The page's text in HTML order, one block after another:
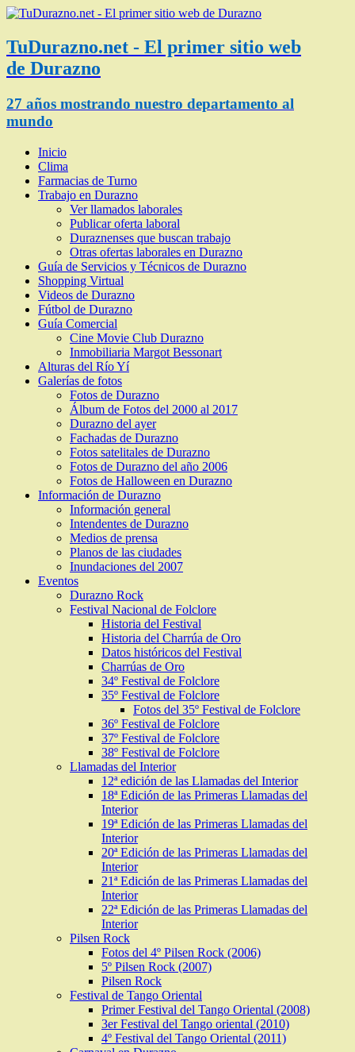
TuDurazno.net - El primer sitio web
de Durazno
27 años mostrando nuestro departamento al
mundo
Inicio
Clima
Farmacias de Turno
Trabajo en Durazno
Ver llamados laborales
Publicar oferta laboral
Duraznenses que buscan trabajo
Otras ofertas laborales en Durazno
Guía de Servicios y Técnicos de Durazno
Shopping Virtual
Videos de Durazno
Fútbol de Durazno
Guía Comercial
Cine Movie Club Durazno
Inmobiliaria Margot Bessonart
Alturas del Río Yí
Galerías de fotos
Fotos de Durazno
Álbum de Fotos del 2000 al 2017
Durazno del ayer
Fachadas de Durazno
Fotos satelitales de Durazno
Fotos de Durazno del año 2006
Fotos de Halloween en Durazno
Información de Durazno
Información general
Intendentes de Durazno
Medios de prensa
Planos de las ciudades
Inundaciones del 2007
Eventos
Durazno Rock
Festival Nacional de Folclore
Historia del Festival
Historia del Charrúa de Oro
Datos históricos del Festival
Charrúas de Oro
34º Festival de Folclore
35º Festival de Folclore
Fotos del 35º Festival de Folclore
36º Festival de Folclore
37º Festival de Folclore
38º Festival de Folclore
Llamadas del Interior
12ª edición de las Llamadas del Interior
18ª Edición de las Primeras Llamadas del
Interior
19ª Edición de las Primeras Llamadas del
Interior
20ª Edición de las Primeras Llamadas del
Interior
21ª Edición de las Primeras Llamadas del
Interior
22ª Edición de las Primeras Llamadas del
Interior
Pilsen Rock
Fotos del 4º Pilsen Rock (2006)
5º Pilsen Rock (2007)
Pilsen Rock
Festival de Tango Oriental
Primer Festival del Tango Oriental (2008)
3er Festival del Tango oriental (2010)
4º Festival del Tango Oriental (2011)